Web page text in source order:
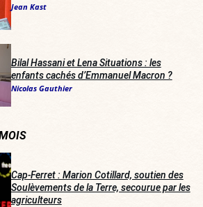
Jean Kast
Bilal Hassani et Lena Situations : les
enfants cachés d’Emmanuel Macron ?
Nicolas Gauthier
Cap-Ferret : Marion Cotillard, soutien des
Soulèvements de la Terre, secourue par les
agriculteurs